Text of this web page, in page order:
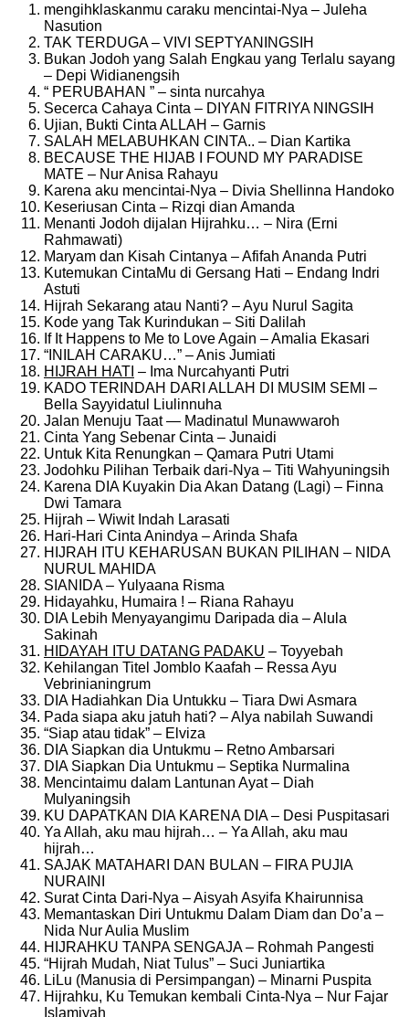
mengihklaskanmu caraku mencintai-Nya – Juleha
Nasution
TAK TERDUGA – VIVI SEPTYANINGSIH
Bukan Jodoh yang Salah Engkau yang Terlalu sayang
– Depi Widianengsih
“ PERUBAHAN ” – sinta nurcahya
Secerca Cahaya Cinta – DIYAN FITRIYA NINGSIH
Ujian, Bukti Cinta ALLAH – Garnis
SALAH MELABUHKAN CINTA.. – Dian Kartika
BECAUSE THE HIJAB I FOUND MY PARADISE
MATE – Nur Anisa Rahayu
Karena aku mencintai-Nya – Divia Shellinna Handoko
Keseriusan Cinta – Rizqi dian Amanda
Menanti Jodoh dijalan Hijrahku… – Nira (Erni
Rahmawati)
Maryam dan Kisah Cintanya – Afifah Ananda Putri
Kutemukan CintaMu di Gersang Hati – Endang Indri
Astuti
Hijrah Sekarang atau Nanti? – Ayu Nurul Sagita
Kode yang Tak Kurindukan – Siti Dalilah
If It Happens to Me to Love Again – Amalia Ekasari
“INILAH CARAKU…” – Anis Jumiati
HIJRAH HATI – Ima Nurcahyanti Putri
KADO TERINDAH DARI ALLAH DI MUSIM SEMI –
Bella Sayyidatul Liulinnuha
Jalan Menuju Taat — Madinatul Munawwaroh
Cinta Yang Sebenar Cinta – Junaidi
Untuk Kita Renungkan – Qamara Putri Utami
Jodohku Pilihan Terbaik dari-Nya – Titi Wahyuningsih
Karena DIA Kuyakin Dia Akan Datang (Lagi) – Finna
Dwi Tamara
Hijrah – Wiwit Indah Larasati
Hari-Hari Cinta Anindya – Arinda Shafa
HIJRAH ITU KEHARUSAN BUKAN PILIHAN – NIDA
NURUL MAHIDA
SIANIDA – Yulyaana Risma
Hidayahku, Humaira ! – Riana Rahayu
DIA Lebih Menyayangimu Daripada dia – Alula
Sakinah
HIDAYAH ITU DATANG PADAKU – Toyyebah
Kehilangan Titel Jomblo Kaafah – Ressa Ayu
Vebrinianingrum
DIA Hadiahkan Dia Untukku – Tiara Dwi Asmara
Pada siapa aku jatuh hati? – Alya nabilah Suwandi
“Siap atau tidak” – Elviza
DIA Siapkan dia Untukmu – Retno Ambarsari
DIA Siapkan Dia Untukmu – Septika Nurmalina
Mencintaimu dalam Lantunan Ayat – Diah
Mulyaningsih
KU DAPATKAN DIA KARENA DIA – Desi Puspitasari
Ya Allah, aku mau hijrah… – Ya Allah, aku mau
hijrah…
SAJAK MATAHARI DAN BULAN – FIRA PUJIA
NURAINI
Surat Cinta Dari-Nya – Aisyah Asyifa Khairunnisa
Memantaskan Diri Untukmu Dalam Diam dan Do’a –
Nida Nur Aulia Muslim
HIJRAHKU TANPA SENGAJA – Rohmah Pangesti
“Hijrah Mudah, Niat Tulus” – Suci Juniartika
LiLu (Manusia di Persimpangan) – Minarni Puspita
Hijrahku, Ku Temukan kembali Cinta-Nya – Nur Fajar
Islamiyah